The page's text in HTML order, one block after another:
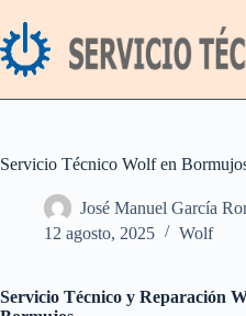
al
contenido
Servicio Técnico Wolf en
José Manuel García
12 agosto, 2025
Wolf
Servicio Técnico y Reparación